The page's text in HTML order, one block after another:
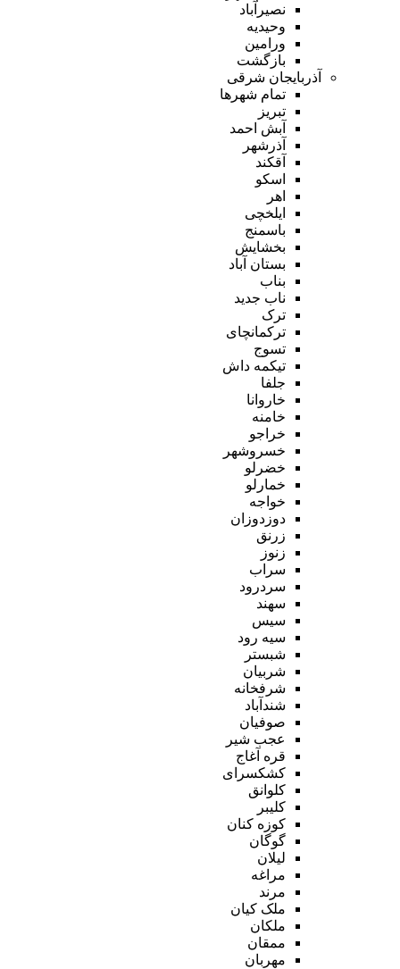
نصیرآباد
وحیدیه
ورامین
بازگشت
آذربایجان شرقی
تمام شهر‌ها
تبریز
آبش احمد
آذرشهر
آقکند
اسکو
اهر
ایلخچی
باسمنج
بخشایش
بستان آباد
بناب
ناب جدید
ترک
ترکمانچای
تسوج
تیکمه داش
جلفا
خاروانا
خامنه
خراجو
خسروشهر
خضرلو
خمارلو
خواجه
دوزدوزان
زرنق
زنوز
سراب
سردرود
سهند
سیس
سیه رود
شبستر
شربیان
شرفخانه
شندآباد
صوفیان
عجب شیر
قره آغاج
کشکسرای
کلوانق
کلیبر
کوزه کنان
گوگان
لیلان
مراغه
مرند
ملک کیان
ملکان
ممقان
مهربان